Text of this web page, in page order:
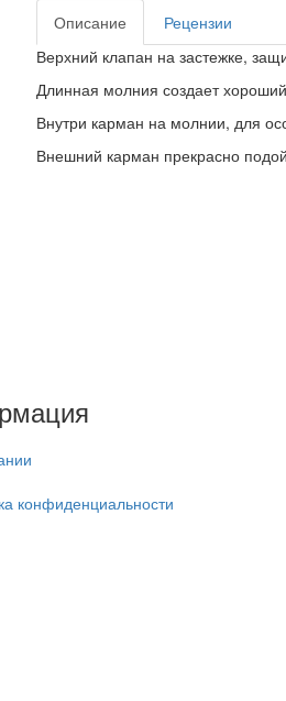
Описание
Рецензии
Верхний клапан на застежке,
Длинная молния создает
Внутри карман на молнии, для
Внешний карман прекрасно
конфиденциальности